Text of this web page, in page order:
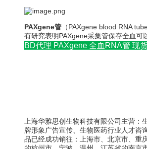
PAXgene管 （PAXgene blood RNA
有研究表明PAXgene采集管保存全血可
BD代理 PAXgene 全血RNA管 现
上海华雅思创生物科技有限公司主营
牌形象广告宣传、生物医药行业人才咨
品已经成功销往：上海市、北京市、重